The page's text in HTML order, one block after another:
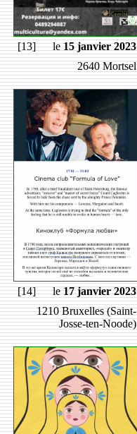
[13] le15 janvier 2023
2640 Mortsel
[14] le17 janvier 2023
1210 Bruxelles (Saint-
Josse-ten-Noode)